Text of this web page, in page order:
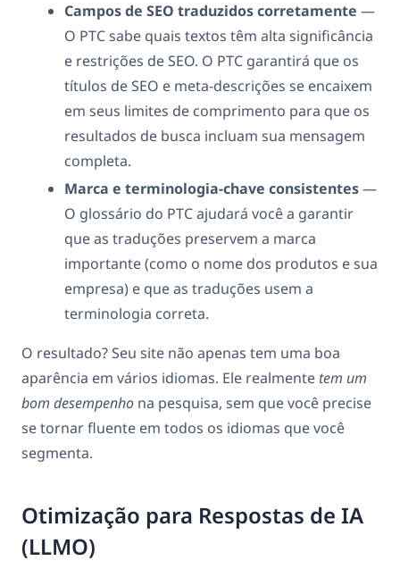
Campos de SEO traduzidos corretamente —
O PTC sabe quais textos têm alta significância
e restrições de SEO. O PTC garantirá que os
títulos de SEO e meta-descrições se encaixem
em seus limites de comprimento para que os
resultados de busca incluam sua mensagem
completa.
Marca e terminologia-chave consistentes—
O glossário do PTC ajudará você a garantir
que as traduções preservem a marca
importante (como o nome dos produtos e sua
empresa) e que as traduções usem a
terminologia correta.
O resultado? Seu site não apenas tem uma boa
aparência em vários idiomas. Ele realmente tem um
bom desempenho na pesquisa, sem que você precise
se tornar fluente em todos os idiomas que você
segmenta.
Otimização para Respostas de IA
(LLMO)